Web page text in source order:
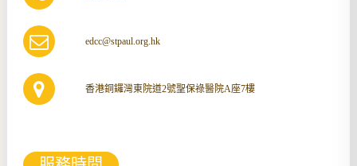
edcc@stpaul.org.hk
香港銅鑼灣東院道2號聖保祿醫院A座7樓